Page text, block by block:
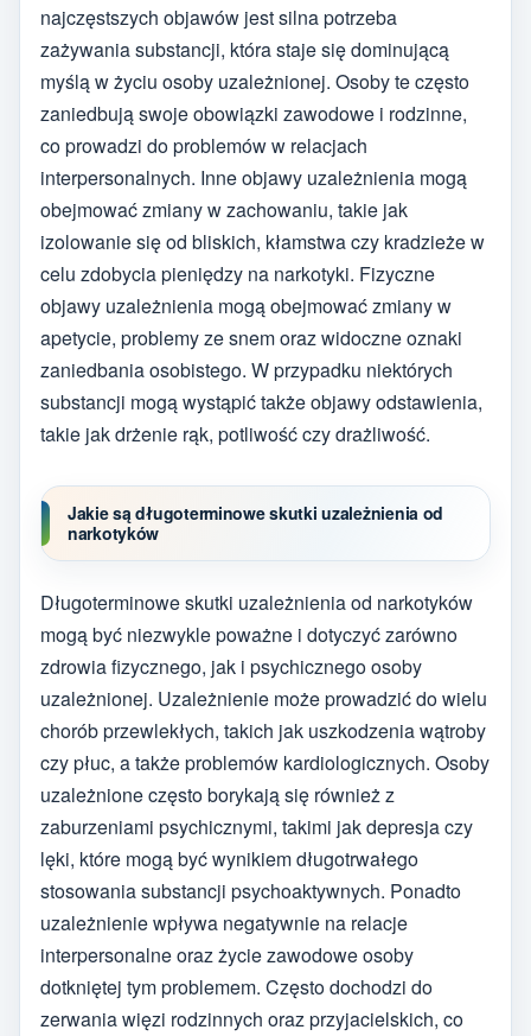
najczęstszych objawów jest silna potrzeba
zażywania substancji, która staje się dominującą
myślą w życiu osoby uzależnionej. Osoby te często
zaniedbują swoje obowiązki zawodowe i rodzinne,
co prowadzi do problemów w relacjach
interpersonalnych. Inne objawy uzależnienia mogą
obejmować zmiany w zachowaniu, takie jak
izolowanie się od bliskich, kłamstwa czy kradzieże w
celu zdobycia pieniędzy na narkotyki. Fizyczne
objawy uzależnienia mogą obejmować zmiany w
apetycie, problemy ze snem oraz widoczne oznaki
zaniedbania osobistego. W przypadku niektórych
substancji mogą wystąpić także objawy odstawienia,
takie jak drżenie rąk, potliwość czy drażliwość.
Jakie są długoterminowe skutki uzależnienia od
narkotyków
Długoterminowe skutki uzależnienia od narkotyków
mogą być niezwykle poważne i dotyczyć zarówno
zdrowia fizycznego, jak i psychicznego osoby
uzależnionej. Uzależnienie może prowadzić do wielu
chorób przewlekłych, takich jak uszkodzenia wątroby
czy płuc, a także problemów kardiologicznych. Osoby
uzależnione często borykają się również z
zaburzeniami psychicznymi, takimi jak depresja czy
lęki, które mogą być wynikiem długotrwałego
stosowania substancji psychoaktywnych. Ponadto
uzależnienie wpływa negatywnie na relacje
interpersonalne oraz życie zawodowe osoby
dotkniętej tym problemem. Często dochodzi do
zerwania więzi rodzinnych oraz przyjacielskich, co